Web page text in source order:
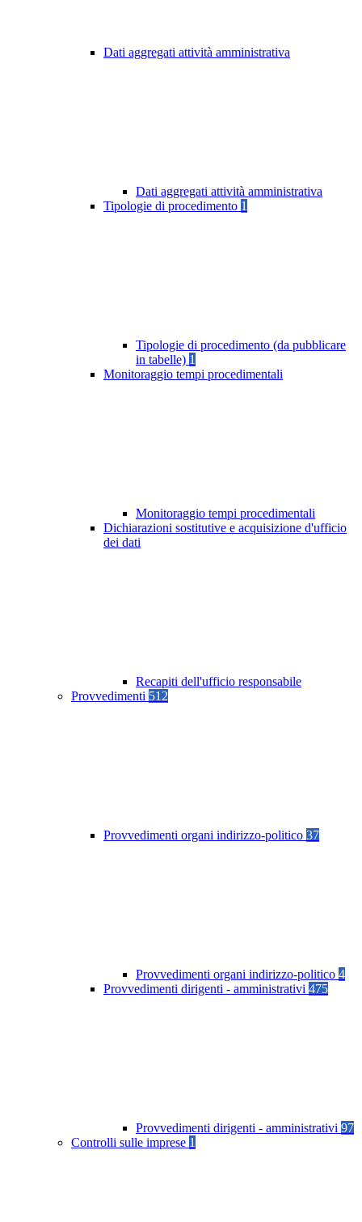
Dati aggregati attività amministrativa
Dati aggregati attività amministrativa
Tipologie di procedimento 1
Tipologie di procedimento (da pubblicare
in tabelle) 1
Monitoraggio tempi procedimentali
Monitoraggio tempi procedimentali
Dichiarazioni sostitutive e acquisizione d'ufficio
dei dati
Recapiti dell'ufficio responsabile
Provvedimenti 512
Provvedimenti organi indirizzo-politico 37
Provvedimenti organi indirizzo-politico 4
Provvedimenti dirigenti - amministrativi 475
Provvedimenti dirigenti - amministrativi 97
Controlli sulle imprese 1